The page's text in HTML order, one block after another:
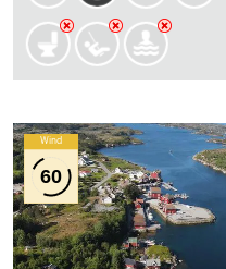
Wind
60